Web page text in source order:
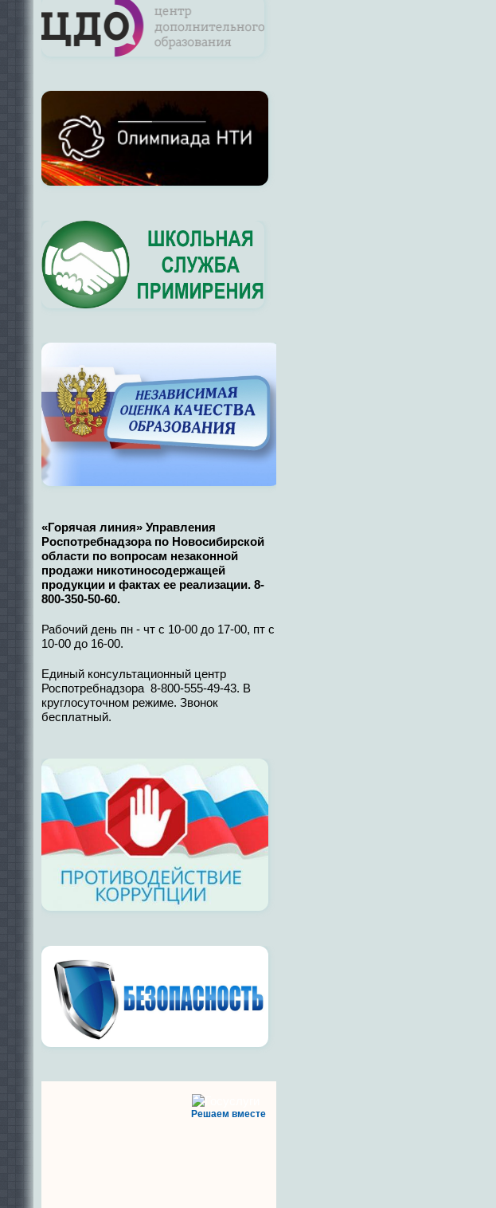
«Горячая линия» Управления
Роспотребнадзора по Новосибирской
области по вопросам незаконной
продажи никотиносодержащей
продукции и фактах ее реализации. 8-
800-350-50-60.
Рабочий день пн - чт с 10-00 до 17-00, пт с
10-00 до 16-00.
Единый консультационный центр
Роспотребнадзора 8-800-555-49-43. В
круглосуточном режиме. Звонок
бесплатный.
Решаем вместе